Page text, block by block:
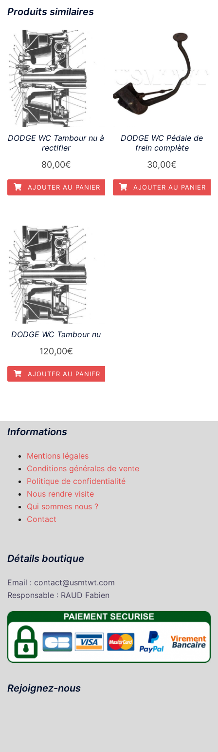
Produits similaires
DODGE WC Tambour nu à
rectifier
80,00€
AJOUTER AU PANIER
DODGE WC Pédale de
frein complète
30,00€
AJOUTER AU PANIER
DODGE WC Tambour nu
120,00€
AJOUTER AU PANIER
Informations
Mentions légales
Conditions générales de vente
Politique de confidentialité
Nous rendre visite
Qui sommes nous ?
Contact
Détails boutique
Email : contact@usmtwt.com
Responsable : RAUD Fabien
Rejoignez-nous